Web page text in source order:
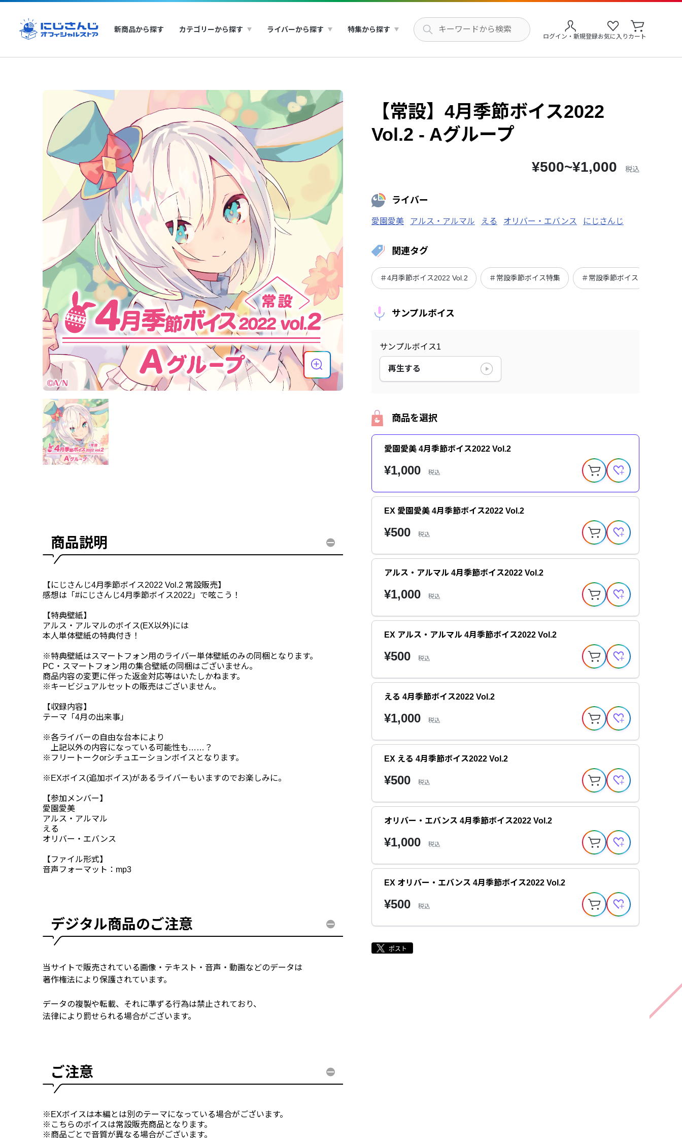
新商品から探す カテゴリーから探す ライバーから探す 特集から探す
ログイン・新規登録お気に入り カート
【常設】4月季節ボイス2022
Vol.2 - Aグループ
¥500~¥1,000 税込
ライバー
愛園愛美 アルス・アルマル える オリバー・エバンス にじさんじ
関連タグ
＃4月季節ボイス2022 Vol.2 ＃常設季節ボイス特集 ＃常設季節ボイス
サンプルボイス
サンプルボイス1
再生する
商品を選択
愛園愛美 4月季節ボイス2022 Vol.2
¥1,000 税込
EX 愛園愛美 4月季節ボイス2022 Vol.2
¥500 税込
アルス・アルマル 4月季節ボイス2022 Vol.2
¥1,000 税込
EX アルス・アルマル 4月季節ボイス2022 Vol.2
¥500 税込
える 4月季節ボイス2022 Vol.2
¥1,000 税込
EX える 4月季節ボイス2022 Vol.2
¥500 税込
オリバー・エバンス 4月季節ボイス2022 Vol.2
¥1,000 税込
EX オリバー・エバンス 4月季節ボイス2022 Vol.2
¥500 税込
商品説明
【にじさんじ4月季節ボイス2022 Vol.2 常設販売】
感想は「#にじさんじ4月季節ボイス2022」で呟こう！
【特典壁紙】
アルス・アルマルのボイス(EX以外)には
本人単体壁紙の特典付き！
※特典壁紙はスマートフォン用のライバー単体壁紙のみの同梱となります。
PC・スマートフォン用の集合壁紙の同梱はございません。
商品内容の変更に伴った返金対応等はいたしかねます。
※キービジュアルセットの販売はございません。
【収録内容】
テーマ「4月の出来事」
※各ライバーの自由な台本により
上記以外の内容になっている可能性も……？
※フリートークorシチュエーションボイスとなります。
※EXボイス(追加ボイス)があるライバーもいますのでお楽しみに。
【参加メンバー】
愛園愛美
アルス・アルマル
える
オリバー・エバンス
【ファイル形式】
音声フォーマット：mp3
デジタル商品のご注意
当サイトで販売されている画像・テキスト・音声・動画などのデータは
著作権法により保護されています。
データの複製や転載、それに準ずる行為は禁止されており、
法律により罰せられる場合がございます。
ご注意
※EXボイスは本編とは別のテーマになっている場合がございます。
※こちらのボイスは常設販売商品となります。
※商品ごとで音質が異なる場合がございます。